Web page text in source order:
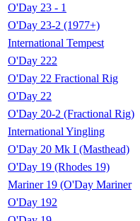
O'Day 23 - 1
O'Day 23-2 (1977+)
International Tempest
O'Day 222
O'Day 22 Fractional Rig
O'Day 22
O'Day 20-2 (Fractional Rig)
International Yingling
O'Day 20 Mk I (Masthead)
O'Day 19 (Rhodes 19)
Mariner 19 (O'Day Mariner
O'Day 192